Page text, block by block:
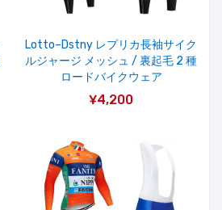
Lotto–Dstny レプリカ長袖サイク
ルジャージ メッシュ / 裏起毛 2 種
ロードバイクウェア
¥4,200